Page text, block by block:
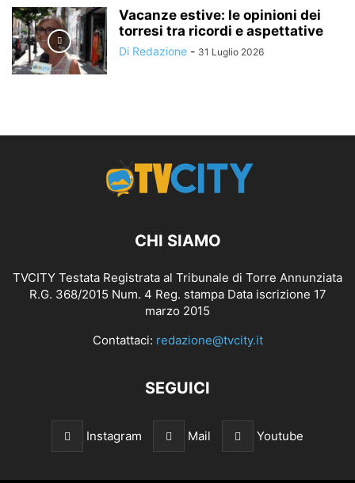
Vacanze estive: le opinioni dei
torresi tra ricordi e aspettative
Di Redazione - 31 Luglio 2026
CHI SIAMO
TVCITY Testata Registrata al Tribunale di Torre Annunziata
R.G. 368/2015 Num. 4 Reg. stampa Data iscrizione 17
marzo 2015
Contattaci: redazione@tvcity.it
SEGUICI
Instagram Mail Youtube